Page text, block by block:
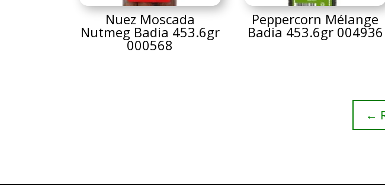
Nuez Moscada
Nutmeg Badia 453.6gr
000568
Peppercorn Mélange
Badia 453.6gr 004936
←